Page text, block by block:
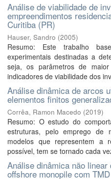
Análise de viabilidade de
empreendimentos
Curitiba (PR)
Hauser, Sandro (2005)
Resumo: Este trabalho
experimentais destinadas a
seja, os parâmetros de
indicadores de viabilidade dos
Análise dinâmica de arcos
elementos finitos
Corrêa, Ramon Macedo (2019)
Resumo: O estudo do
estruturas, pelo emprego de
modelos que representem a
possível, tem se tornado cada
Análise dinâmica não
offshore monopile com TMD